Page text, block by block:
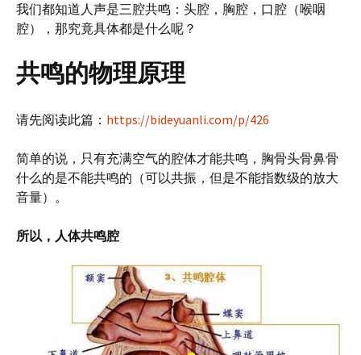
我们都知道人声是三腔共鸣：头腔，胸腔，口腔（喉咽
腔），那究竟具体都是什么呢？
共鸣的物理原理
请先阅读此篇： https://bideyuanli.com/p/426
简单的说，只有充满空气的腔体才能共鸣，胸骨头骨鼻骨
什么的是不能共鸣的（可以共振，但是不能指数级的放大
音量）。
所以，人体共鸣腔